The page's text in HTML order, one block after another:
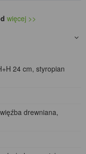
więcej >>
24 cm, styropian
drewniana,